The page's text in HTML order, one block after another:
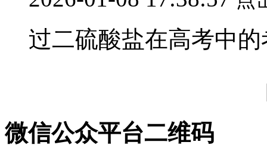
过二硫酸盐在高考中
微信公众平台二维码